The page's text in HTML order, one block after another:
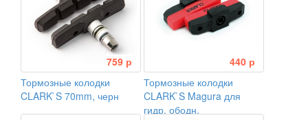
759 р
Тормозные колодки
CLARK`S 70mm, черн
440 р
Тормозные колодки
CLARK`S Magura для
гидр. ободн.